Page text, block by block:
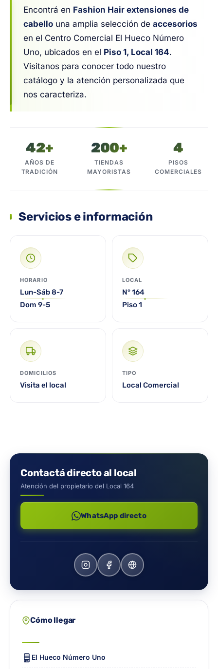
Encontrá en Fashion Hair extensiones de
cabello una amplia selección de accesorios
en el Centro Comercial El Hueco Número
Uno, ubicados en el Piso 1, Local 164.
Visitanos para conocer todo nuestro
catálogo y la atención personalizada que
nos caracteriza.
42+
AÑOS DE
TRADICIÓN
200+
TIENDAS
MAYORISTAS
4
PISOS
COMERCIALES
Servicios e información
HORARIO
Lun-Sáb 8-7
Dom 9-5
LOCAL
N° 164
Piso 1
DOMICILIOS
Visita el local
TIPO
Local Comercial
Contactá directo al local
Atención del propietario del Local 164
WhatsApp directo
Cómo llegar
El Hueco Número Uno